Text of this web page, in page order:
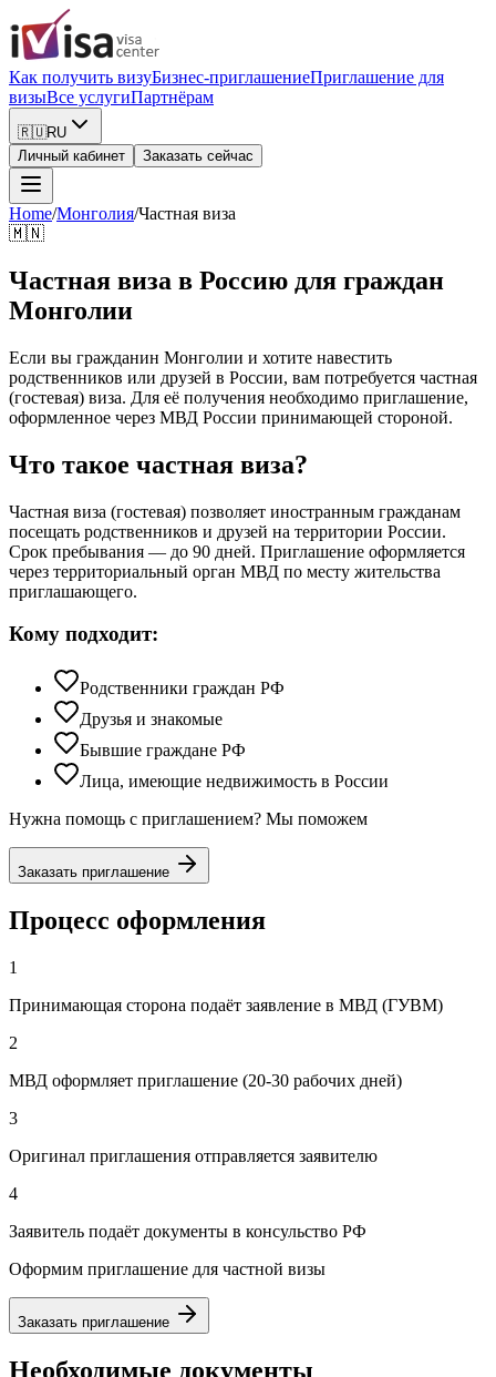
Как получить визуБизнес-приглашениеПриглашение для
визыВсе услугиПартнёрам
🇷🇺RU
Личный кабинет
Заказать сейчас
Home/Монголия/Частная виза
🇲🇳
Частная виза в Россию для граждан
Монголии
Если вы гражданин Монголии и хотите навестить
родственников или друзей в России, вам потребуется частная
(гостевая) виза. Для её получения необходимо приглашение,
оформленное через МВД России принимающей стороной.
Что такое частная виза?
Частная виза (гостевая) позволяет иностранным гражданам
посещать родственников и друзей на территории России.
Срок пребывания — до 90 дней. Приглашение оформляется
через территориальный орган МВД по месту жительства
приглашающего.
Кому подходит:
Родственники граждан РФ
Друзья и знакомые
Бывшие граждане РФ
Лица, имеющие недвижимость в России
Нужна помощь с приглашением? Мы поможем
Заказать приглашение
Процесс оформления
1
Принимающая сторона подаёт заявление в МВД (ГУВМ)
2
МВД оформляет приглашение (20-30 рабочих дней)
3
Оригинал приглашения отправляется заявителю
4
Заявитель подаёт документы в консульство РФ
Оформим приглашение для частной визы
Заказать приглашение
Необходимые документы